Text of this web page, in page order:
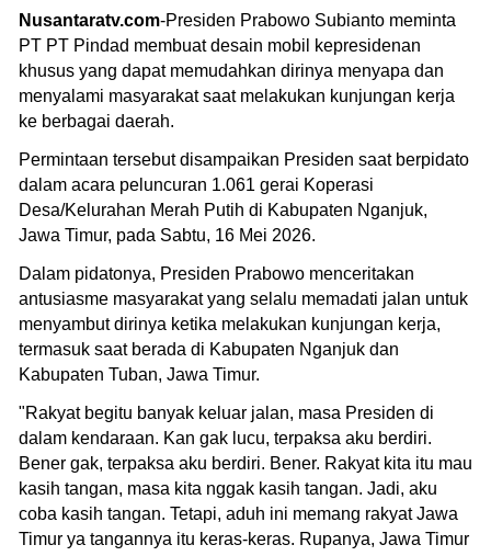
Nusantaratv.com-Presiden Prabowo Subianto meminta
PT PT Pindad membuat desain mobil kepresidenan
khusus yang dapat memudahkan dirinya menyapa dan
menyalami masyarakat saat melakukan kunjungan kerja
ke berbagai daerah.
Permintaan tersebut disampaikan Presiden saat berpidato
dalam acara peluncuran 1.061 gerai Koperasi
Desa/Kelurahan Merah Putih di Kabupaten Nganjuk,
Jawa Timur, pada Sabtu, 16 Mei 2026.
Dalam pidatonya, Presiden Prabowo menceritakan
antusiasme masyarakat yang selalu memadati jalan untuk
menyambut dirinya ketika melakukan kunjungan kerja,
termasuk saat berada di Kabupaten Nganjuk dan
Kabupaten Tuban, Jawa Timur.
"Rakyat begitu banyak keluar jalan, masa Presiden di
dalam kendaraan. Kan gak lucu, terpaksa aku berdiri.
Bener gak, terpaksa aku berdiri. Bener. Rakyat kita itu mau
kasih tangan, masa kita nggak kasih tangan. Jadi, aku
coba kasih tangan. Tetapi, aduh ini memang rakyat Jawa
Timur ya tangannya itu keras-keras. Rupanya, Jawa Timur